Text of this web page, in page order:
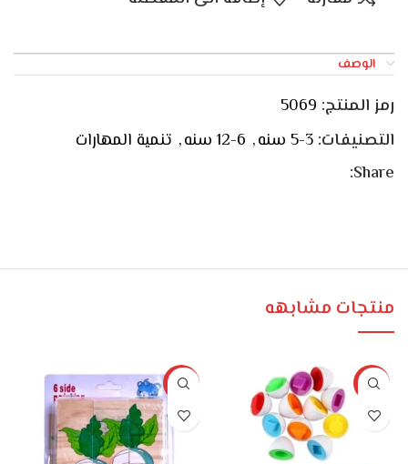
الوصف
رمز المنتج: 5069
التصنيفات: 3-5 سنه , 6-12 سنه , تنمية المهارات
Share:
منتجات مشابهه
-17%
-17%